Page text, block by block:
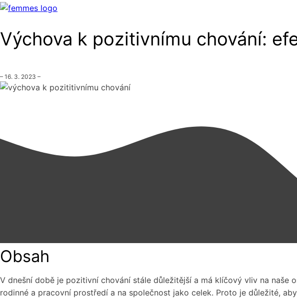
Výchova k pozitivnímu chování:
– 16. 3. 2023 –
Obsah
V dnešní době je pozitivní chování stále důležitější a má klíčový vliv na
rodinné a pracovní prostředí a na společnost jako celek. Proto je důležité,